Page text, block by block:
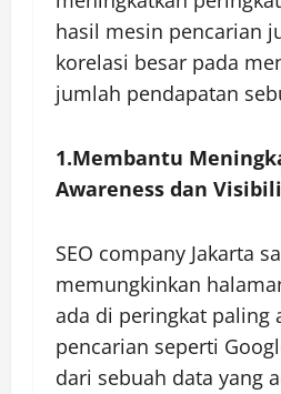
hasil mesin pencarian
korelasi besar pada
jumlah pendapatan
1.Membantu
Awareness dan
SEO company Jakarta
memungkinkan
ada di peringkat paling
pencarian seperti
dari sebuah data yang